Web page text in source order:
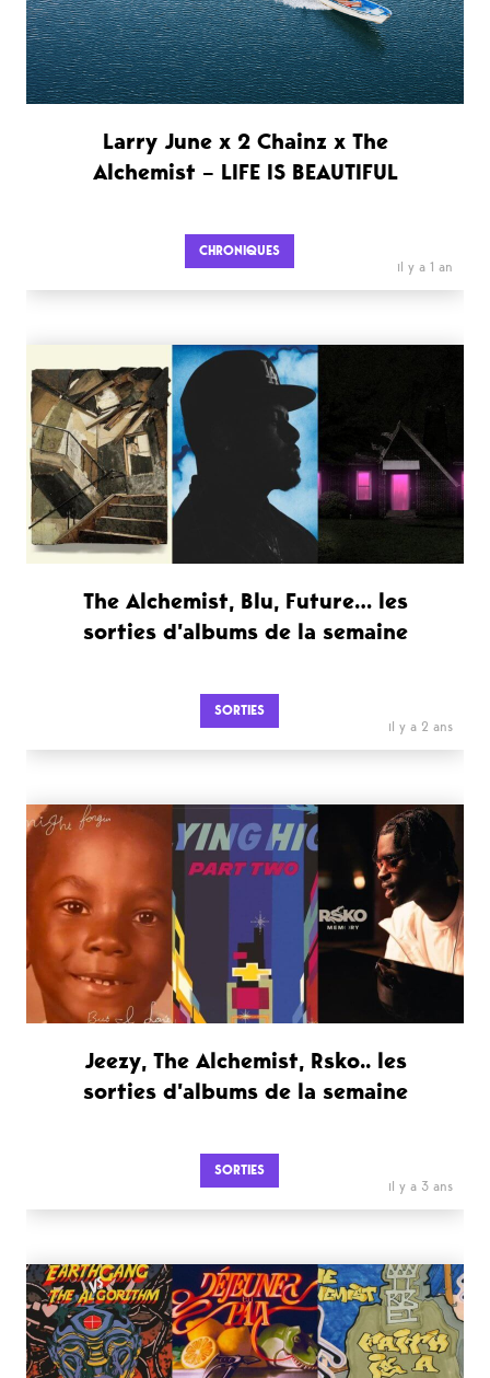
Larry June x 2 Chainz x The
Alchemist – LIFE IS BEAUTIFUL
CHRONIQUES
il y a 1 an
The Alchemist, Blu, Future… les
sorties d’albums de la semaine
SORTIES
il y a 2 ans
Jeezy, The Alchemist, Rsko.. les
sorties d’albums de la semaine
SORTIES
il y a 3 ans